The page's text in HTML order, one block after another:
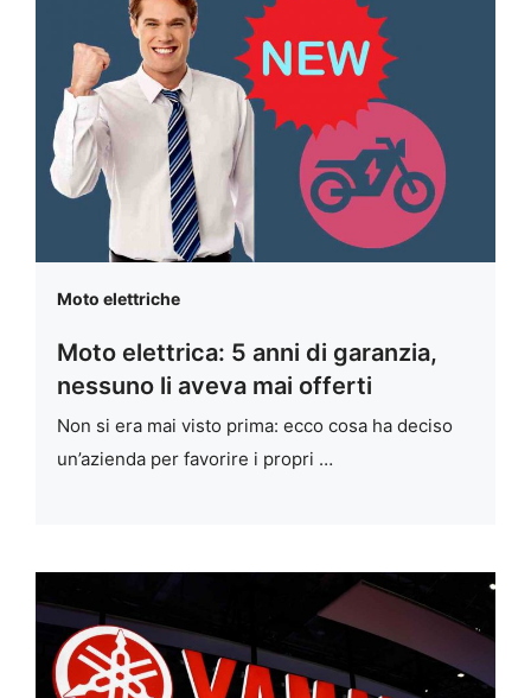
Moto elettriche
Moto elettrica: 5 anni di garanzia,
nessuno li aveva mai offerti
Non si era mai visto prima: ecco cosa ha deciso
un’azienda per favorire i propri …